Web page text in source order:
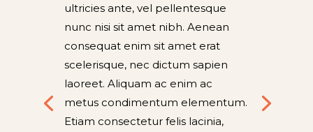
ultricies ante, vel pellentesque
nunc nisi sit amet nibh. Aenean
consequat enim sit amet erat
scelerisque, nec dictum sapien
laoreet. Aliquam ac enim ac
metus condimentum elementum.
Etiam consectetur felis lacinia,